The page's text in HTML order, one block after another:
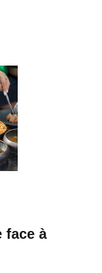
face à